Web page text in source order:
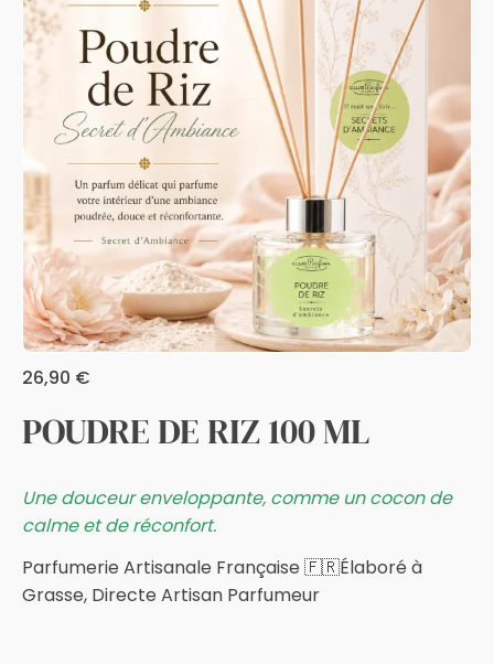
26,90 €
POUDRE DE RIZ 100 ML
Une douceur enveloppante, comme un cocon de
calme et de réconfort.
Parfumerie Artisanale Française 🇫🇷Élaboré à
Grasse, Directe Artisan Parfumeur